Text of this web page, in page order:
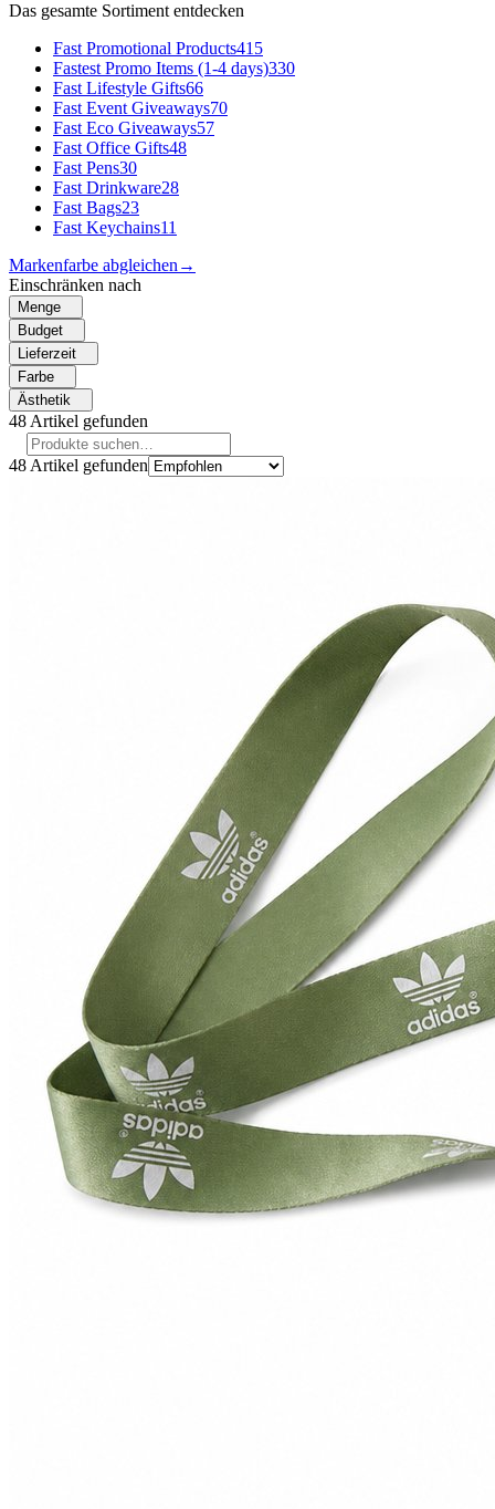
Das gesamte Sortiment entdecken
Fast Promotional Products415
Fastest Promo Items (1-4 days)330
Fast Lifestyle Gifts66
Fast Event Giveaways70
Fast Eco Giveaways57
Fast Office Gifts48
Fast Pens30
Fast Drinkware28
Fast Bags23
Fast Keychains11
Markenfarbe abgleichen →
Einschränken nach
Menge
Budget
Lieferzeit
Farbe
Ästhetik
48 Artikel gefunden
48 Artikel gefunden